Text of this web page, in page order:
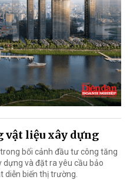
vật liệu xây dựng
bối cảnh đầu tư công tăng
và đặt ra yêu cầu bảo
diễn biến thị trường.